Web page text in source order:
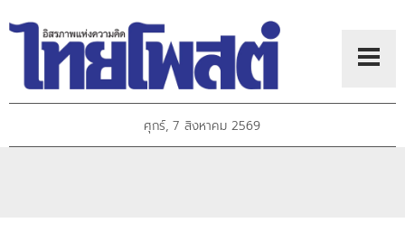
ศุกร์, 7 สิงหาคม 2569